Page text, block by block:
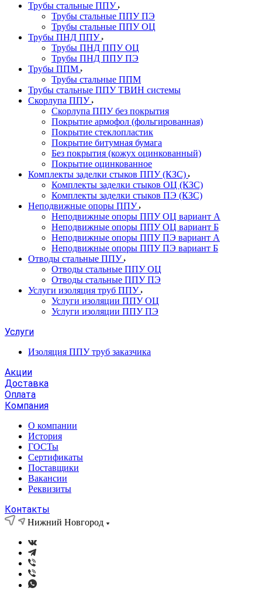
Трубы стальные ППУ
Трубы стальные ППУ ПЭ
Трубы стальные ППУ ОЦ
Трубы ПНД ППУ
Трубы ПНД ППУ ОЦ
Трубы ПНД ППУ ПЭ
Трубы ППМ
Трубы стальные ППМ
Трубы стальные ППУ ТВИН системы
Скорлупа ППУ
Скорлупа ППУ без покрытия
Покрытие армофол (фольгированная)
Покрытие стеклопластик
Покрытие битумная бумага
Без покрытия (кожух оцинкованный)
Покрытие оцинкованное
Комплекты заделки стыков ППУ (КЗС)
Комплекты заделки стыков ОЦ (КЗС)
Комплекты заделки стыков ПЭ (КЗС)
Неподвижные опоры ППУ
Неподвижные опоры ППУ ОЦ вариант А
Неподвижные опоры ППУ ОЦ вариант Б
Неподвижные опоры ППУ ПЭ вариант А
Неподвижные опоры ППУ ПЭ вариант Б
Отводы стальные ППУ
Отводы стальные ППУ ОЦ
Отводы стальные ППУ ПЭ
Услуги изоляция труб ППУ
Услуги изоляции ППУ ОЦ
Услуги изоляции ППУ ПЭ
Услуги
Изоляция ППУ труб заказчика
Акции
Доставка
Оплата
Компания
О компании
История
ГОСТы
Сертификаты
Поставщики
Вакансии
Реквизиты
Контакты
Нижний Новгород